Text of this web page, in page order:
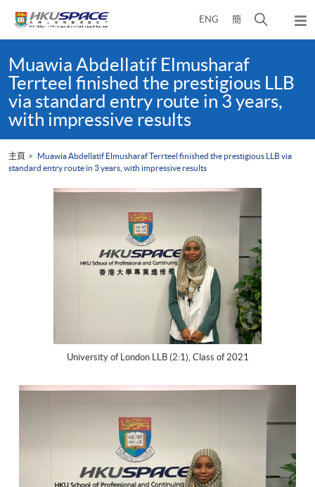
ENG 簡
開
介
面
彈
出
content
startMuawia Abdellatif Elmusharaf
Terrteel finished the prestigious LLB
via standard entry route in 3 years,
with impressive results
主頁
Muawia Abdellatif Elmusharaf Terrteel finished the prestigious LLB via
standard entry route in 3 years, with impressive results
University of London LLB (2:1), Class of 2021